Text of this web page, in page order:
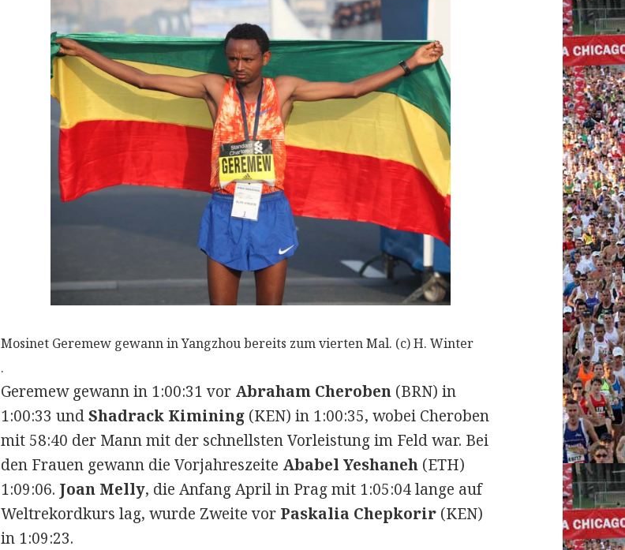
Mosinet Geremew gewann in Yangzhou bereits zum vierten Mal. (c) H. Winter
.
Geremew gewann in 1:00:31 vor Abraham Cheroben (BRN) in
1:00:33 undShadrack Kimining (KEN) in 1:00:35, wobei Cheroben
mit 58:40 der Mann mit der schnellsten Vorleistung im Feld war. Bei
den Frauen gewann die Vorjahreszeite Ababel Yeshaneh (ETH)
1:09:06. Joan Melly, die Anfang April in Prag mit 1:05:04 lange auf
Weltrekordkurs lag, wurde Zweite vor Paskalia Chepkorir (KEN)
in 1:09:23.